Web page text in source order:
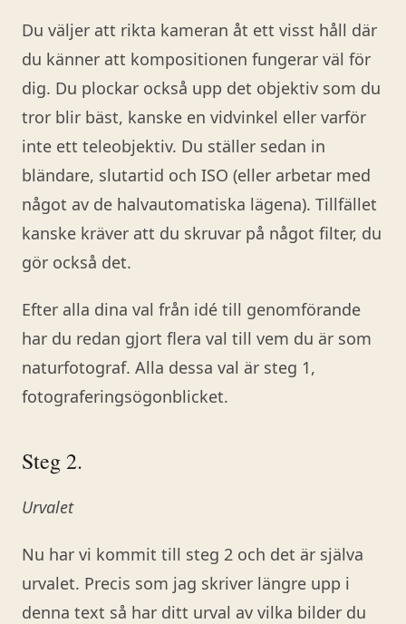
Du väljer att rikta kameran åt ett visst håll där
du känner att kompositionen fungerar väl för
dig. Du plockar också upp det objektiv som du
tror blir bäst, kanske en vidvinkel eller varför
inte ett teleobjektiv. Du ställer sedan in
bländare, slutartid och ISO (eller arbetar med
något av de halvautomatiska lägena). Tillfället
kanske kräver att du skruvar på något filter, du
gör också det.
Efter alla dina val från idé till genomförande
har du redan gjort flera val till vem du är som
naturfotograf. Alla dessa val är steg 1,
fotograferingsögonblicket.
Steg 2.
Urvalet
Nu har vi kommit till steg 2 och det är själva
urvalet. Precis som jag skriver längre upp i
denna text så har ditt urval av vilka bilder du